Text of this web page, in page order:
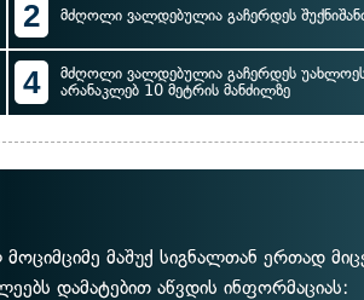
2 მძღოლი ვალდებულია გაჩერდეს
4
მძღოლი ვალდებულია გაჩერდეს
არანაკლებ 10 მეტრის მანძილზე
მაშუქ სიგნალთან ერთად
დამატებით აწვდის ინფორმაციას: